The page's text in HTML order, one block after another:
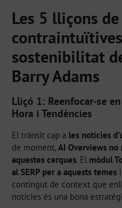
Les 5 lliçons de
sostenibilitat
Barry Adams
Lliçó 1: Reenfocar-se
Hora i Tendències
El trànsit cap a les notícies
de moment,AI Overviews
aquestes cerques. El mòdul
al SERP per a aquests temes
contingut de context que
notícies és una bona